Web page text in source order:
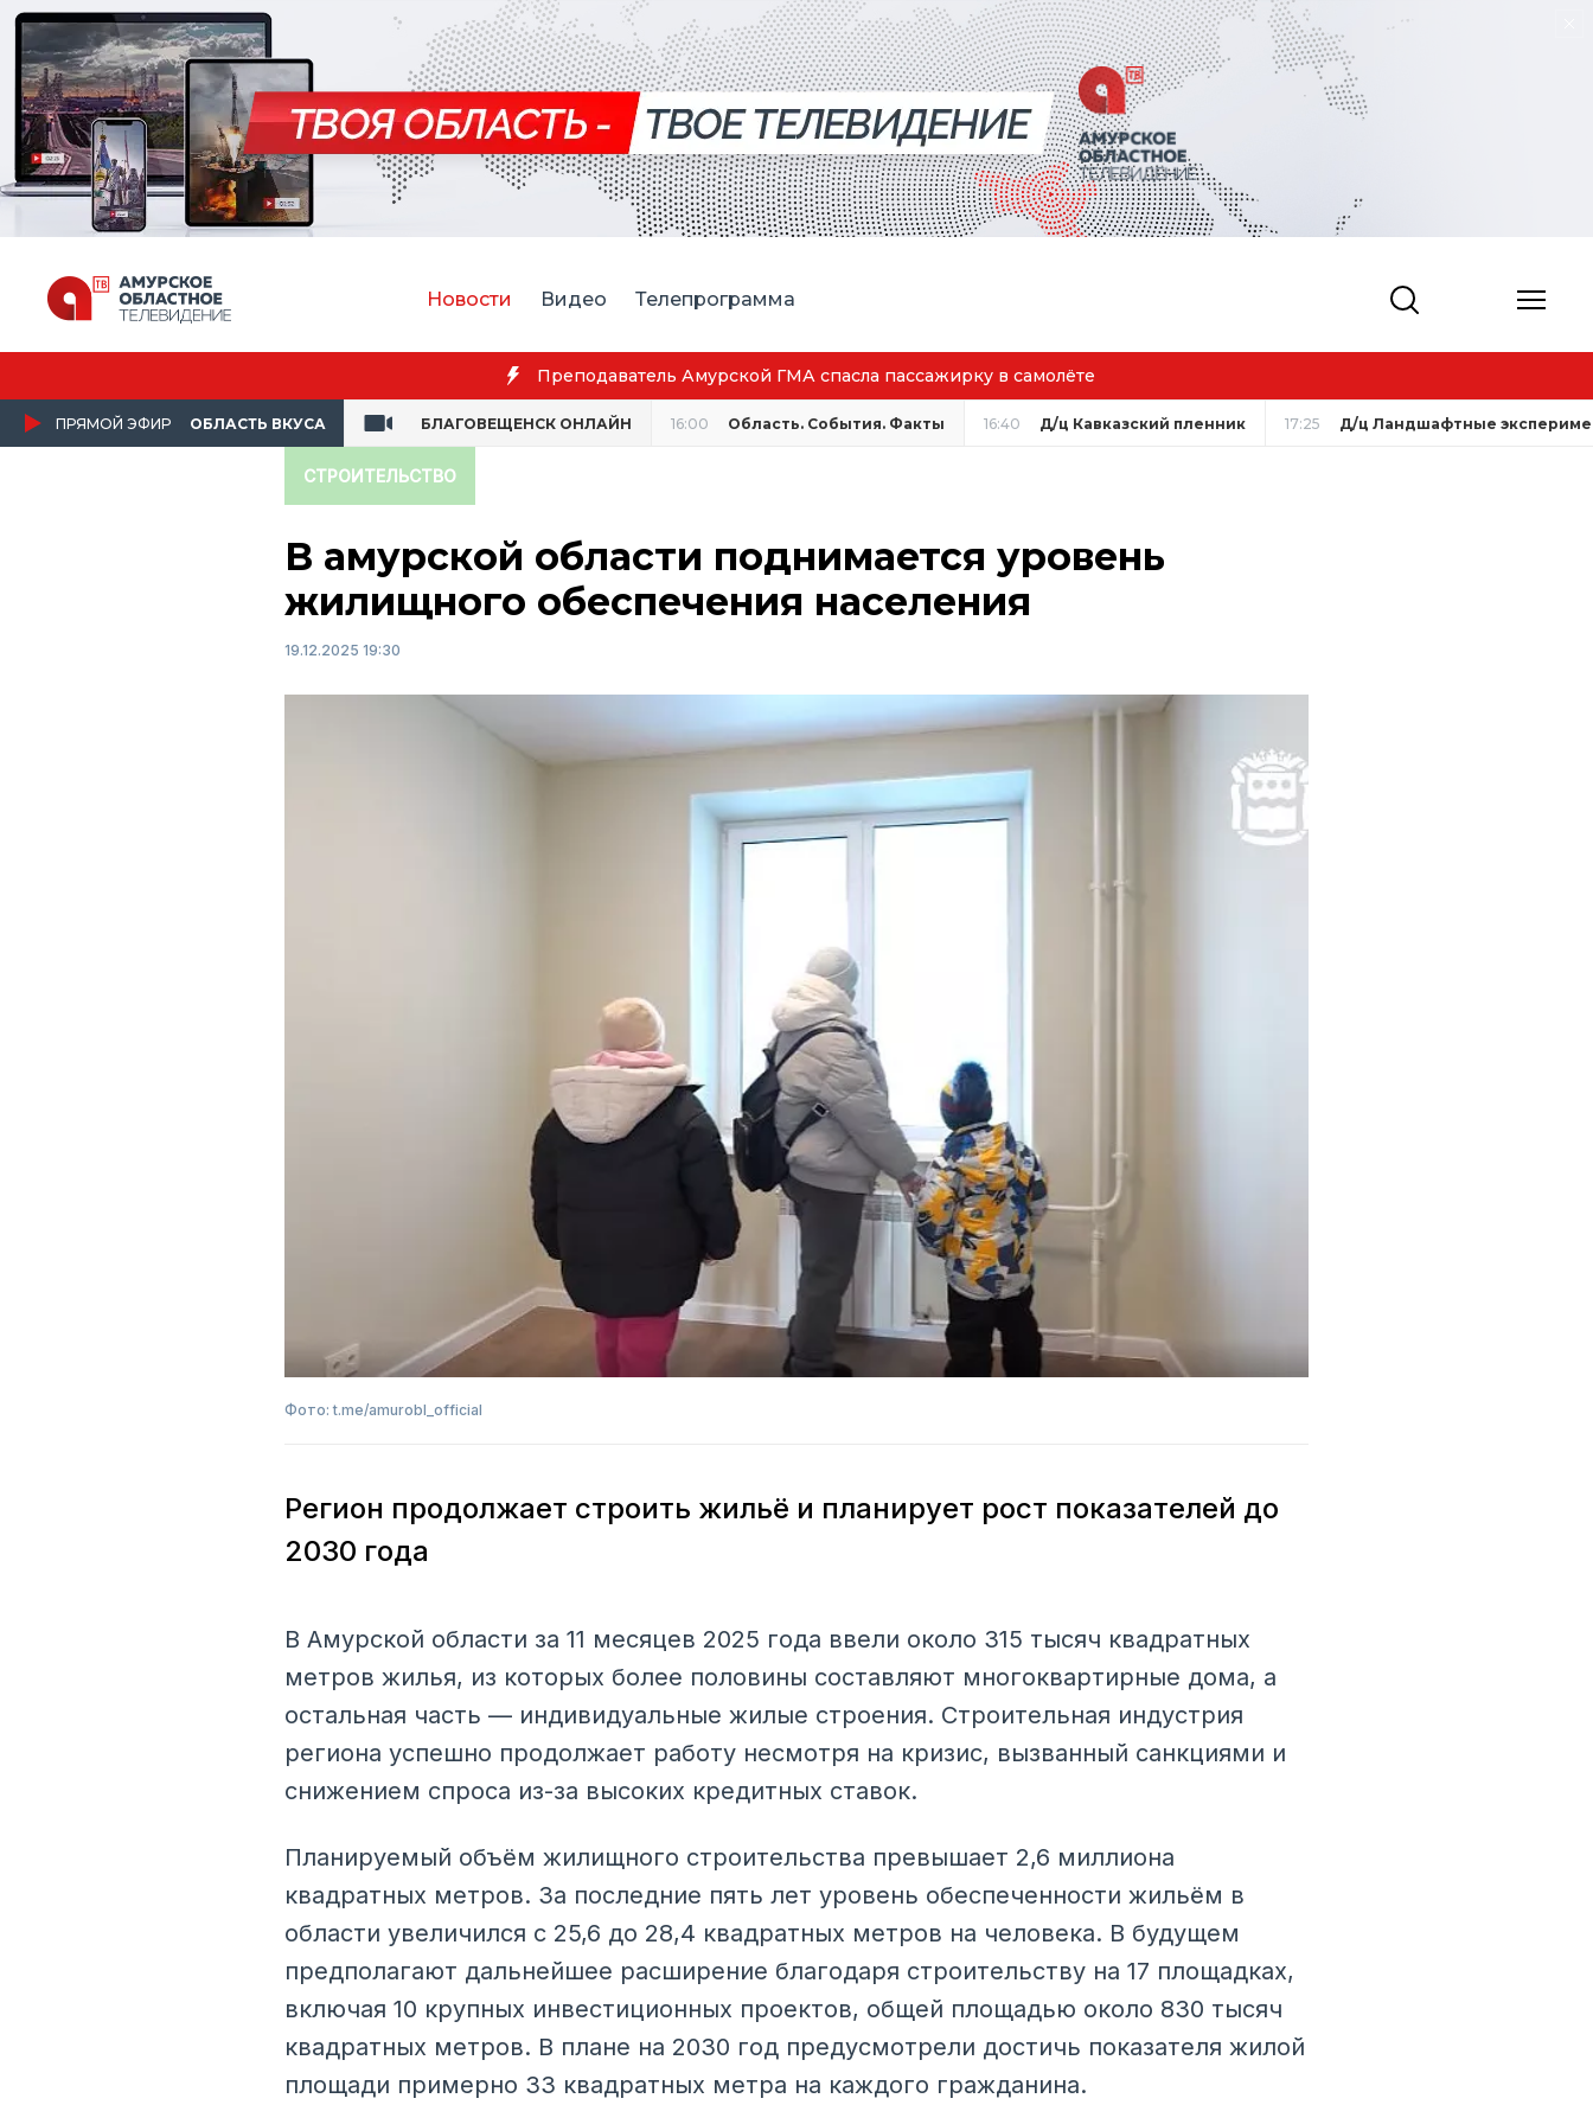
Новости Видео Телепрограмма
Преподаватель Амурской ГМА спасла пассажирку в самолёте
ПРЯМОЙ ЭФИР ОБЛАСТЬ ВКУСА БЛАГОВЕЩЕНСК ОНЛАЙН 16:00 Область. События. Факты 16:40 Д/ц Кавказский пленник 17:25 Д/ц Ландшафтные
СТРОИТЕЛЬСТВО
В амурской области поднимается уровень
жилищного обеспечения населения
19.12.2025 19:30
Фото: t.me/amurobl_official
Регион продолжает строить жильё и планирует рост показателей до
2030 года
В Амурской области за 11 месяцев 2025 года ввели около 315 тысяч квадратных
метров жилья, из которых более половины составляют многоквартирные дома, а
остальная часть — индивидуальные жилые строения. Строительная индустрия
региона успешно продолжает работу несмотря на кризис, вызванный санкциями и
снижением спроса из-за высоких кредитных ставок.
Планируемый объём жилищного строительства превышает 2,6 миллиона
квадратных метров. За последние пять лет уровень обеспеченности жильём в
области увеличился с 25,6 до 28,4 квадратных метров на человека. В будущем
предполагают дальнейшее расширение благодаря строительству на 17 площадках,
включая 10 крупных инвестиционных проектов, общей площадью около 830 тысяч
квадратных метров. В плане на 2030 год предусмотрели достичь показателя жилой
площади примерно 33 квадратных метра на каждого гражданина.